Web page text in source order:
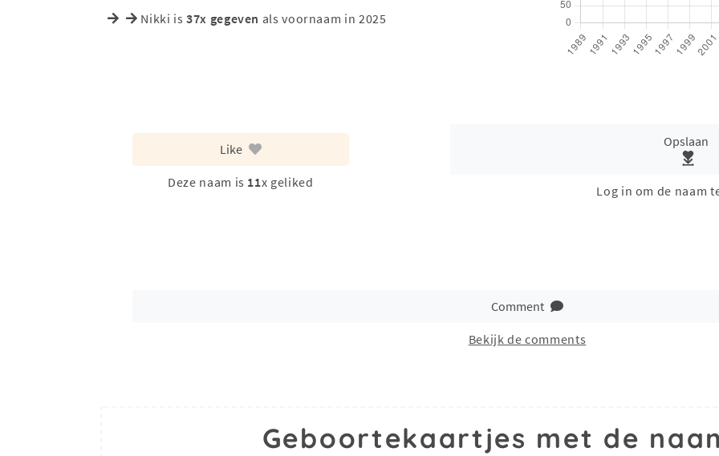
Nikki is37x gegeven als voornaam in 2025
Like
Deze naam is 11x geliked
Opslaan
Log in om de naam
Comment
Bekijk de comments
Geboortekaartjes met de